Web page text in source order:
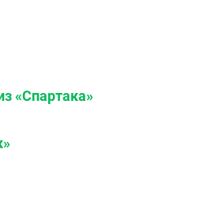
«Спартака»